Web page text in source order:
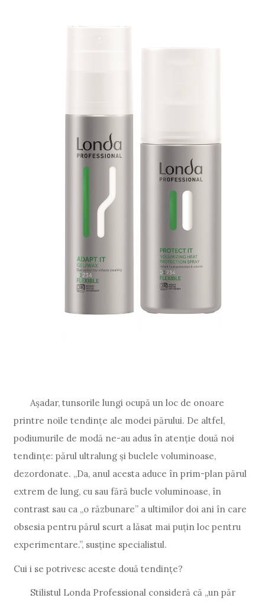
Așadar, tunsorile lungi ocupă un loc de onoare
printre noile tendințe ale modei părului. De altfel,
podiumurile de modă ne-au adus în atenție două noi
tendințe: părul ultralung și buclele voluminoase,
dezordonate. „Da, anul acesta aduce în prim-plan părul
extrem de lung, cu sau fără bucle voluminoase, în
contrast sau ca „o răzbunare” a ultimilor doi ani în care
obsesia pentru părul scurt a lăsat mai puțin loc pentru
experimentare.”, susține specialistul.
Cui i se potrivesc aceste două tendințe?
Stilistul Londa Professional consideră că „un păr